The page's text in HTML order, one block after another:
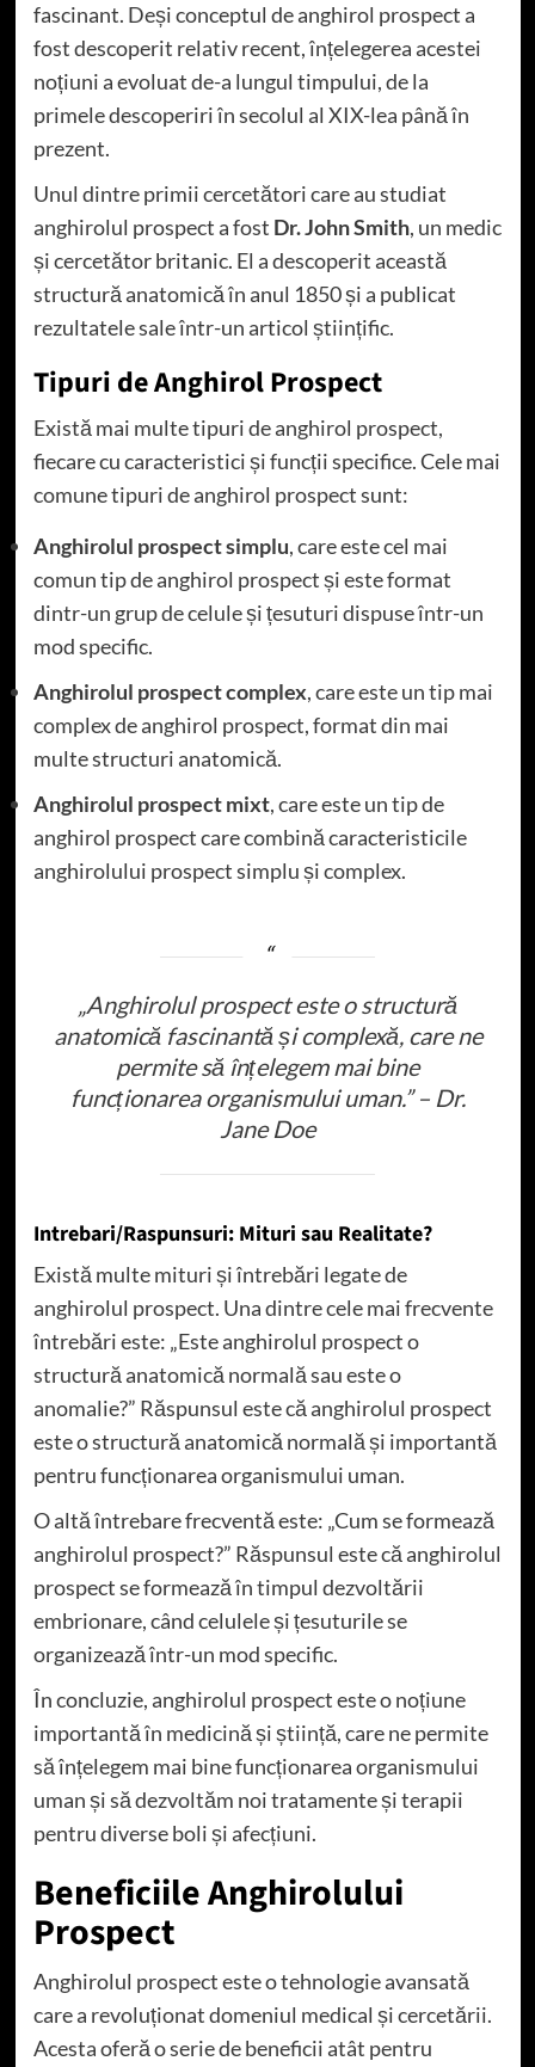
fascinant. Deși conceptul de anghirol prospect a
fost descoperit relativ recent, înțelegerea acestei
noțiuni a evoluat de-a lungul timpului, de la
primele descoperiri în secolul al XIX-lea până în
prezent.
Unul dintre primii cercetători care au studiat
anghirolul prospect a fost Dr. John Smith, un medic
și cercetător britanic. El a descoperit această
structură anatomică în anul 1850 și a publicat
rezultatele sale într-un articol științific.
Tipuri de Anghirol Prospect
Există mai multe tipuri de anghirol prospect,
fiecare cu caracteristici și funcții specifice. Cele mai
comune tipuri de anghirol prospect sunt:
Anghirolul prospect simplu, care este cel mai
comun tip de anghirol prospect și este format
dintr-un grup de celule și țesuturi dispuse într-un
mod specific.
Anghirolul prospect complex, care este un tip mai
complex de anghirol prospect, format din mai
multe structuri anatomică.
Anghirolul prospect mixt, care este un tip de
anghirol prospect care combină caracteristicile
anghirolului prospect simplu și complex.
„Anghirolul prospect este o structură
anatomică fascinantă și complexă, care ne
permite să înțelegem mai bine
funcționarea organismului uman.” – Dr.
Jane Doe
Intrebari/Raspunsuri: Mituri sau Realitate?
Există multe mituri și întrebări legate de
anghirolul prospect. Una dintre cele mai frecvente
întrebări este: „Este anghirolul prospect o
structură anatomică normală sau este o
anomalie?” Răspunsul este că anghirolul prospect
este o structură anatomică normală și importantă
pentru funcționarea organismului uman.
O altă întrebare frecventă este: „Cum se formează
anghirolul prospect?” Răspunsul este că anghirolul
prospect se formează în timpul dezvoltării
embrionare, când celulele și țesuturile se
organizează într-un mod specific.
În concluzie, anghirolul prospect este o noțiune
importantă în medicină și știință, care ne permite
să înțelegem mai bine funcționarea organismului
uman și să dezvoltăm noi tratamente și terapii
pentru diverse boli și afecțiuni.
Beneficiile Anghirolului
Prospect
Anghirolul prospect este o tehnologie avansată
care a revoluționat domeniul medical și cercetării.
Acesta oferă o serie de beneficii atât pentru